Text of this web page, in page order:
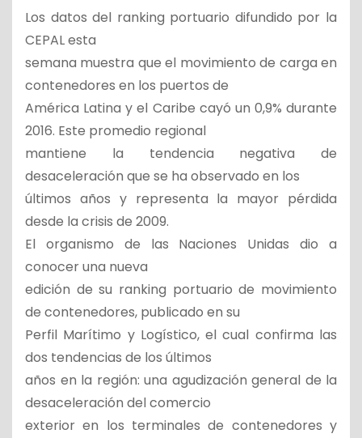
Los datos del ranking portuario difundido por la
CEPAL esta
semana muestra que el movimiento de carga en
contenedores en los puertos de
América Latina y el Caribe cayó un 0,9% durante
2016. Este promedio regional
mantiene la tendencia negativa de
desaceleración que se ha observado en los
últimos años y representa la mayor pérdida
desde la crisis de 2009.
El organismo de las Naciones Unidas dio a
conocer una nueva
edición de su ranking portuario de movimiento
de contenedores, publicado en su
Perfil Marítimo y Logístico, el cual confirma las
dos tendencias de los últimos
años en la región: una agudización general de la
desaceleración del comercio
exterior en los terminales de contenedores y